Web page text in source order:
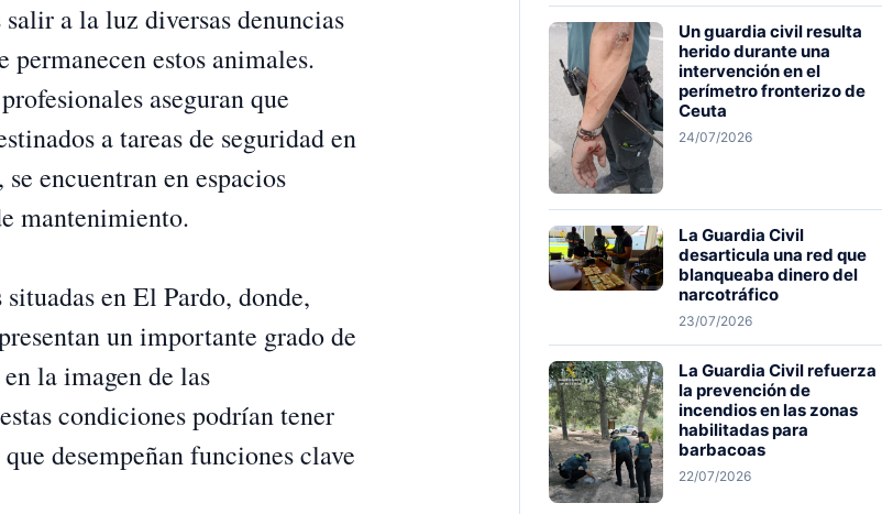
a la luz diversas denuncias
permanecen estos animales.
aseguran que
a tareas de seguridad en
encuentran en espacios
mantenimiento.
en El Pardo, donde,
un importante grado de
la imagen de las
condiciones podrían tener
desempeñan funciones clave
Un guardia civil resulta
herido durante una
intervención en el
perímetro fronterizo de
Ceuta
24/07/2026
La Guardia Civil
desarticula una red que
blanqueaba dinero del
narcotráfico
23/07/2026
La Guardia Civil refuerza
la prevención de
incendios en las zonas
habilitadas para
barbacoas
22/07/2026